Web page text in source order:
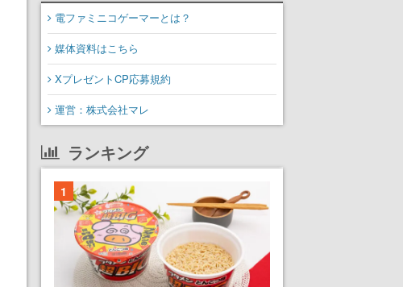
電ファミニコゲーマーとは？
媒体資料はこちら
XプレゼントCP応募規約
運営：株式会社マレ
ランキング
1